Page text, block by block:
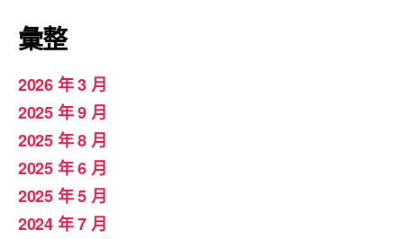
彙整
2026 年 3 月
2025 年 9 月
2025 年 8 月
2025 年 6 月
2025 年 5 月
2024 年 7 月